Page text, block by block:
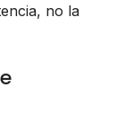
no la